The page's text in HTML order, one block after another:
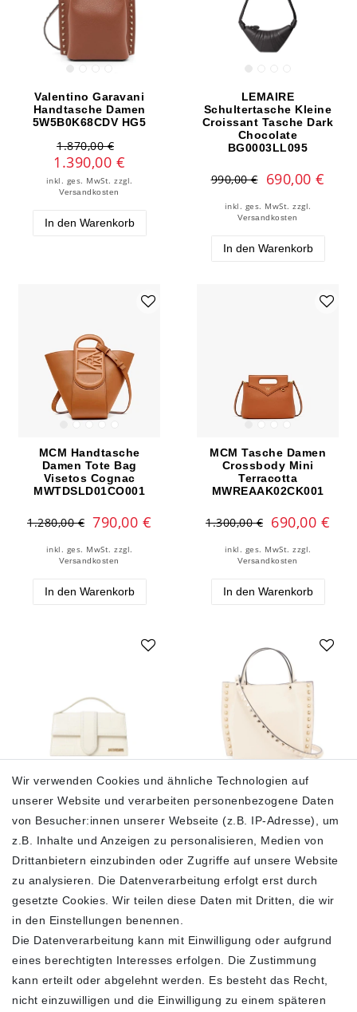
Valentino Garavani
Handtasche Damen
5W5B0K68CDV HG5
1.870,00 €
1.390,00 €
inkl. ges. MwSt. zzgl.
Versandkosten
In den Warenkorb
LEMAIRE
Schultertasche Kleine
Croissant Tasche Dark
Chocolate
BG0003LL095
990,00 € 690,00 €
inkl. ges. MwSt. zzgl.
Versandkosten
In den Warenkorb
MCM Handtasche
Damen Tote Bag
Visetos Cognac
MWTDSLD01CO001
1.280,00 € 790,00 €
inkl. ges. MwSt. zzgl.
Versandkosten
In den Warenkorb
MCM Tasche Damen
Crossbody Mini
Terracotta
MWREAAK02CK001
1.300,00 € 690,00 €
inkl. ges. MwSt. zzgl.
Versandkosten
In den Warenkorb
Jacquemus Tasche
3060 120
885,00 € 650,00 €
inkl. ges. MwSt.zzgl.
In den Warenkorb
Valentino Garavani
Handtasche Damen
Light Ivory
5W5B0K68CDV-I16
1.680,00 €
1.390,00 €
Versandkosten
In den Warenkorb
2 3 4
Wir verwenden Cookies und ähnliche Technologien auf
unserer Website und verarbeiten personenbezogene Daten
von Besucher:innen unserer Webseite (z.B. IP-Adresse), um
z.B. Inhalte und Anzeigen zu personalisieren, Medien von
Drittanbietern einzubinden oder Zugriffe auf unsere Website
zu analysieren. Die Datenverarbeitung erfolgt erst durch
gesetzte Cookies. Wir teilen diese Daten mit Dritten, die wir
in den Einstellungen benennen.
Die Datenverarbeitung kann mit Einwilligung oder aufgrund
eines berechtigten Interesses erfolgen. Die Zustimmung
kann erteilt oder abgelehnt werden. Es besteht das Recht,
nicht einzuwilligen und die Einwilligung zu einem späteren